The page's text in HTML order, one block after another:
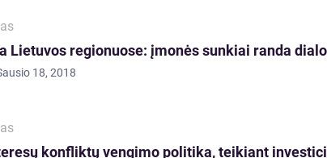
Lietuvos regionuose: įmonės sunkiai randa
18, 2018
konfliktų vengimo politika, teikiant